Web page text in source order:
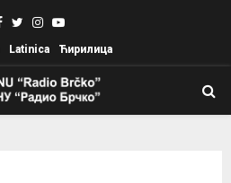
Facebook
TwitterInstagram
Youtube
Latinica Ћирилица